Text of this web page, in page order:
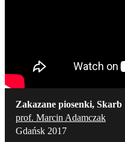
Zakazane piosenki, Skarb
prof. Marcin Adamczak
Gdańsk 2017